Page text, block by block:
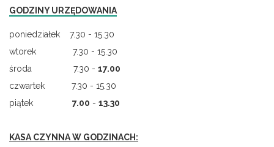
GODZINY URZĘDOWANIA
poniedziałek 7.30 - 15.30
wtorek 7.30 - 15.30
środa 7.30 - 17.00
czwartek 7.30 - 15.30
piątek 7.00 - 13.30
KASA CZYNNA W GODZINACH: